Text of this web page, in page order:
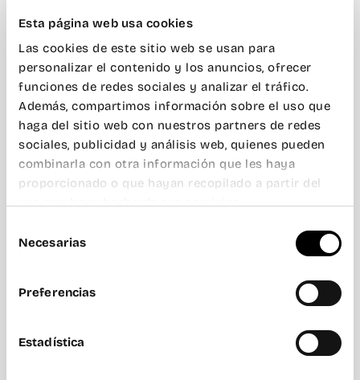
Esta página web usa cookies
Las cookies de este sitio web se usan para
personalizar el contenido y los anuncios, ofrecer
funciones de redes sociales y analizar el tráfico.
Además, compartimos información sobre el uso que
haga del sitio web con nuestros partners de redes
sociales, publicidad y análisis web, quienes pueden
combinarla con otra información que les haya
proporcionado o que hayan recopilado a partir del
uso que haya hecho de sus servicios.
deNecesarias
Preferencias
Estadística